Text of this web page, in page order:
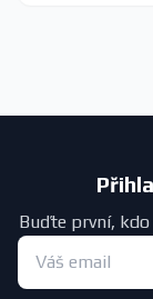
Buďte první, kdo